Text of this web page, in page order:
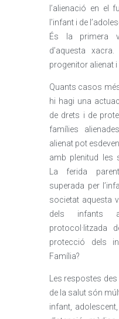
l’alienació en el
l’infant i de
És la primera
d’aquesta
progenitor alienat
Quants casos
hi hagi una
de drets i de
famílies
alienat pot
amb plenitud les
La ferida
superada per
societat aquesta
dels infants
protocol·litzada
protecció dels
Família?
Les respostes
de la salut són
infant,